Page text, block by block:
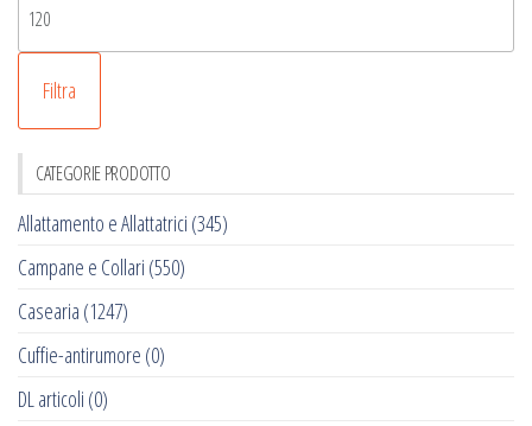
Filtra
CATEGORIE PRODOTTO
Allattamento e Allattatrici (345)
Campane e Collari (550)
Casearia (1247)
Cuffie-antirumore (0)
DL articoli (0)